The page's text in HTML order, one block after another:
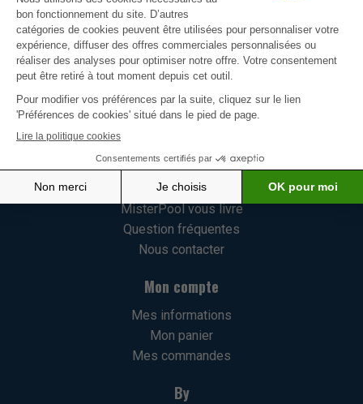
MisterPool est fier de vous offrir une vaste sélection de
produits pour votre piscine. Nous avons pris le soin de
choisir notre gamme avec une attention particulière,
mettant l'accent sur l'innovation, la qualité et la
satisfaction de nos clients.En savoir plus
Qui est Misterpool
Misterpool vous conseille
MisterPool vous livre
Question fréquentes
Nous contacter
Mon compte
Mes informations
Mon panier
Mes commandes
By